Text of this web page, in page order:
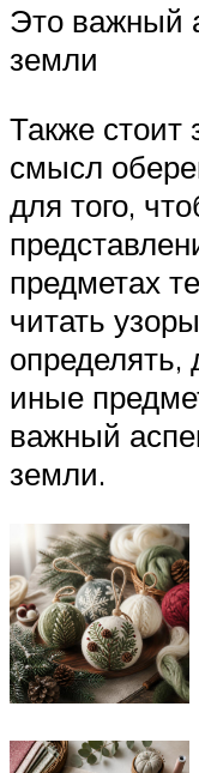
Это важный
земли
Также стоит
смысл
для того,
предметах
читать
определять,
иные
важный
земли.